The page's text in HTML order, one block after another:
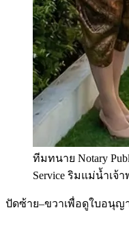
ทีมทนาย Notary
Service ริมแม่น้ำเจ้
ปัดซ้าย–ขวาเพื่อดูใบอนุญ